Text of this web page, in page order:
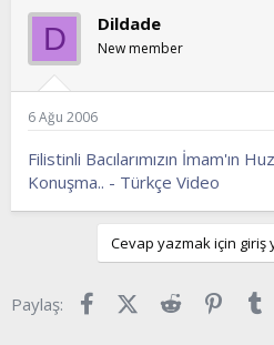
b
u
y
u
b
a
l
t
a
l
a
n
ı
a
r
i
h
D Dildade
New member
6 Ağu 2006
Filistinli Bacılarımızın İmam'ın
Konuşma.. - Türkçe Video
Cevap yazmak için giriş
Paylaş: FacebookX (Twitter)
Reddit